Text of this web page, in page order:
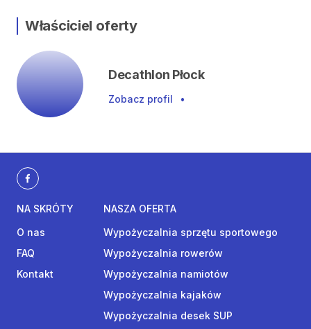
Właściciel oferty
Decathlon Płock
Zobacz profil •
NA SKRÓTY
O nas
FAQ
Kontakt
NASZA OFERTA
Wypożyczalnia sprzętu sportowego
Wypożyczalnia rowerów
Wypożyczalnia namiotów
Wypożyczalnia kajaków
Wypożyczalnia desek SUP